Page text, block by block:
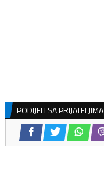
PODIJELI SA PRIJATELJIMA